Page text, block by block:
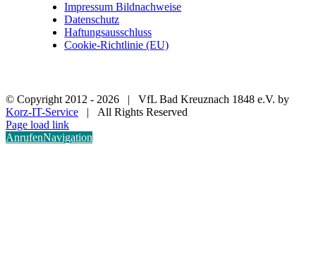
Impressum Bildnachweise
Datenschutz
Haftungsausschluss
Cookie-Richtlinie (EU)
© Copyright 2012 - 2026 | VfL Bad Kreuznach 1848 e.V. by
Korz-IT-Service | All Rights Reserved
Page load link
AnrufenNavigation